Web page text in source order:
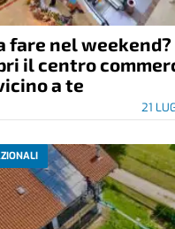
fare nel weekend?
il centro
a te
21